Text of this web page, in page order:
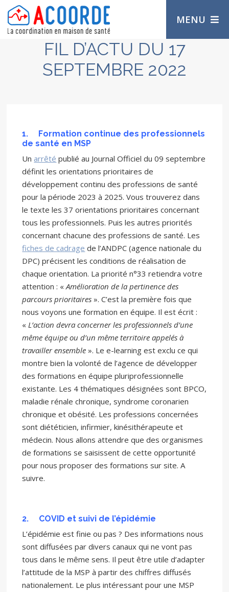
MENU
FIL D’ACTU DU 17
SEPTEMBRE 2022
1. Formation continue des professionnels
de santé en MSP
Unarrêté publié au Journal Officiel du 09 septembre
définit les orientations prioritaires de
développement continu des professions de santé
pour la période 2023 à 2025. Vous trouverez dans
le texte les 37 orientations prioritaires concernant
tous les professionnels. Puis les autres priorités
concernant chacune des professions de santé. Les
fiches de cadrage de l’ANDPC (agence nationale du
DPC) précisent les conditions de réalisation de
chaque orientation. La priorité n°33 retiendra votre
attention : «Amélioration de la pertinence des
parcours prioritaires ». C’est la première fois que
nous voyons une formation en équipe. Il est écrit :
«L’action devra concerner les professionnels d’une
même équipe ou d’un même territoire appelés à
travailler ensemble ». Le e-learning est exclu ce qui
montre bien la volonté de l’agence de développer
des formations en équipe pluriprofessionnelle
existante. Les 4 thématiques désignées sont BPCO,
maladie rénale chronique, syndrome coronarien
chronique et obésité. Les professions concernées
sont diététicien, infirmier, kinésithérapeute et
médecin. Nous allons attendre que des organismes
de formations se saisissent de cette opportunité
pour nous proposer des formations sur site. A
suivre.
2. COVID et suivi de l’épidémie
L’épidémie est finie ou pas ? Des informations nous
sont diffusées par divers canaux qui ne vont pas
tous dans le même sens. Il peut être utile d’adapter
l’attitude de la MSP à partir des chiffres diffusés
nationalement. Le plus intéressant pour une MSP